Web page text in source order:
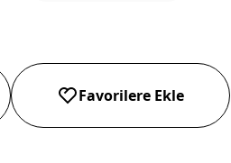
Favorilere Ekle